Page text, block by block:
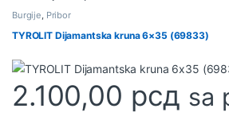
Burgije, Pribor
TYROLIT Dijamantska kruna 6×35 (69833)
2.100,00 рсд sa